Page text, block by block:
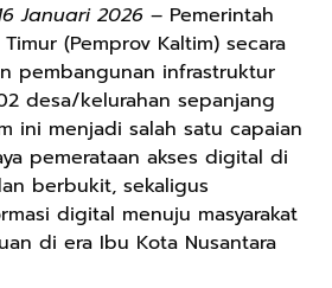
Januari 2026 – Pemerintah
(Pemprov Kaltim) secara
pembangunan infrastruktur
desa/kelurahan sepanjang
ini menjadi salah satu capaian
pemerataan akses digital di
berbukit, sekaligus
digital menuju masyarakat
di era Ibu Kota Nusantara